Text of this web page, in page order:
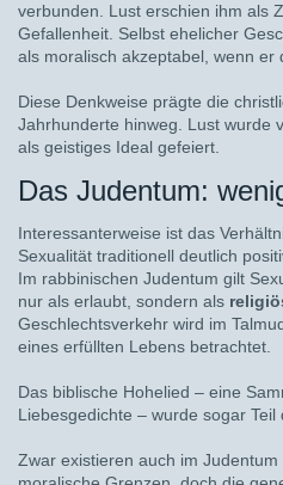
verbunden. Lust erschien ihm als
Gefallenheit. Selbst ehelicher
als moralisch akzeptabel, wenn er
Diese Denkweise prägte die
Jahrhunderte hinweg. Lust wurde
als geistiges Ideal gefeiert.
Das Judentum:
Interessanterweise ist das
Sexualität traditionell deutlich
Im rabbinischen Judentum gilt
nur als erlaubt, sondern als
Geschlechtsverkehr wird im
eines erfüllten Lebens betrachtet.
Das biblische Hohelied – eine
Liebesgedichte – wurde sogar Teil
Zwar existieren auch im